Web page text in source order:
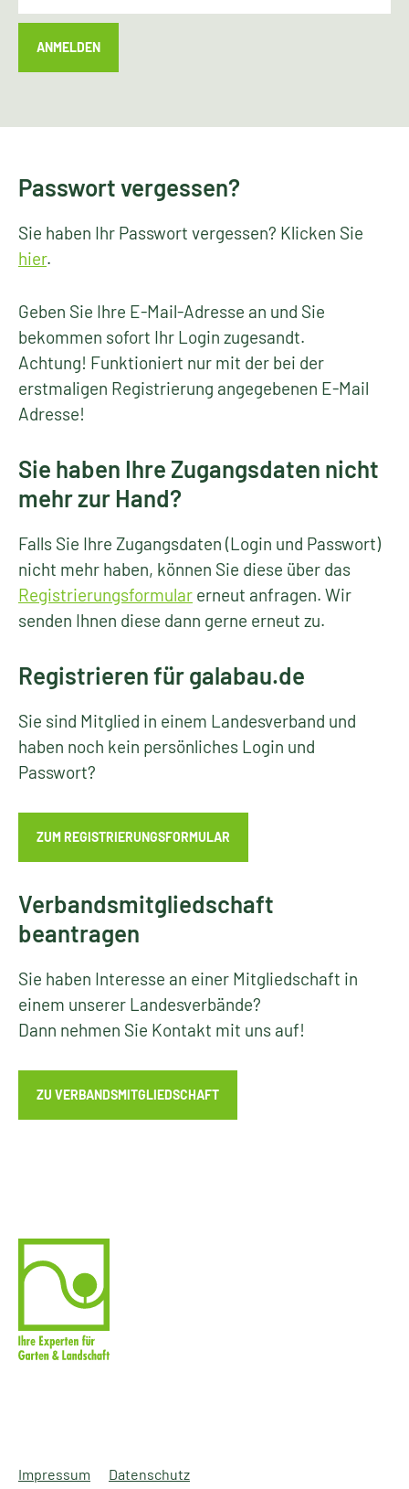
ANMELDEN
Passwort vergessen?
Sie haben Ihr Passwort vergessen? Klicken Sie
hier.
Geben Sie Ihre E-Mail-Adresse an und Sie
bekommen sofort Ihr Login zugesandt.
Achtung! Funktioniert nur mit der bei der
erstmaligen Registrierung angegebenen E-Mail
Adresse!
Sie haben Ihre Zugangsdaten nicht
mehr zur Hand?
Falls Sie Ihre Zugangsdaten (Login und Passwort)
nicht mehr haben, können Sie diese über das
Registrierungsformular erneut anfragen. Wir
senden Ihnen diese dann gerne erneut zu.
Registrieren für galabau.de
Sie sind Mitglied in einem Landesverband und
haben noch kein persönliches Login und
Passwort?
ZUM REGISTRIERUNGSFORMULAR
Verbandsmitgliedschaft
beantragen
Sie haben Interesse an einer Mitgliedschaft in
einem unserer Landesverbände?
Dann nehmen Sie Kontakt mit uns auf!
ZU VERBANDSMITGLIEDSCHAFT
Impressum Datenschutz